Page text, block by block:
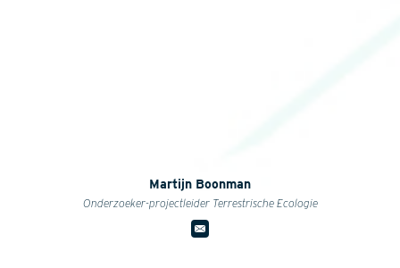
Martijn Boonman
Onderzoeker-projectleider Terrestrische Ecologie